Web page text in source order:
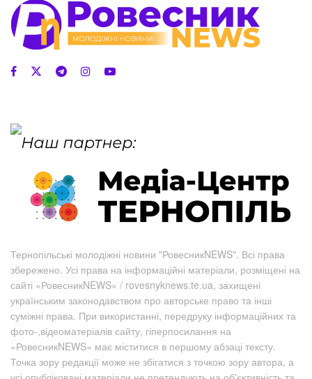
Тернопільські молодіжні новини "РовесникNEWS". Всі права
збережено. Усі права на інформаційні матеріали, розміщені на
сайті «РовесникNEWS» / rovesnyknews.te.ua, захищені
українським законодавством про авторське право та інші
суміжні права. При використанні, передруку інформаційних та
фото-,відеоматеріалів сайту, гіперпосилання на
«РовесникNEWS» має міститися в першому абзаці тексту.
Точка зору редакції може не збігатися з точкою зору автора, а